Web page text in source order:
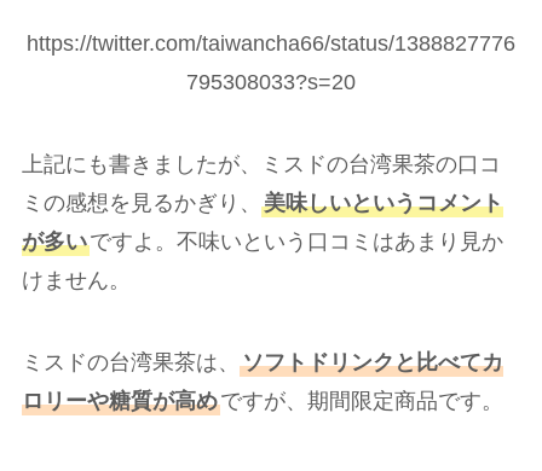
https://twitter.com/taiwancha66/status/1388827776
795308033?s=20
上記にも書きましたが、ミスドの台湾果茶の口コ
ミの感想を見るかぎり、 美味しいというコメント
が多いですよ。不味いという口コミはあまり見か
けません。
ミスドの台湾果茶は、 ソフトドリンクと比べてカ
ロリーや糖質が高めですが、期間限定商品です。